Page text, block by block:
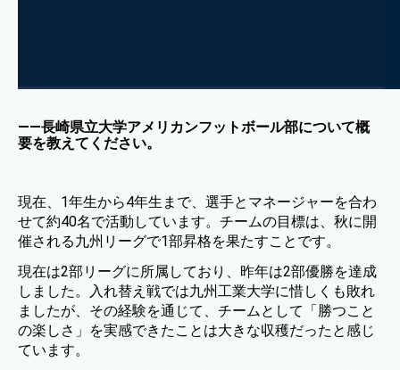
——長崎県立大学アメリカンフットボール部について概
要を教えてください。
現在、1年生から4年生まで、選手とマネージャーを合わ
せて約40名で活動しています。チームの目標は、秋に開
催される九州リーグで1部昇格を果たすことです。
現在は2部リーグに所属しており、昨年は2部優勝を達成
しました。入れ替え戦では九州工業大学に惜しくも敗れ
ましたが、その経験を通じて、チームとして「勝つこと
の楽しさ」を実感できたことは大きな収穫だったと感じ
ています。